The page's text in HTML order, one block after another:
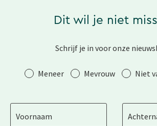
Dit wil je niet
Schrijf je in voor onze
AanhefMeneer Mevrouw Niet
Voornaam